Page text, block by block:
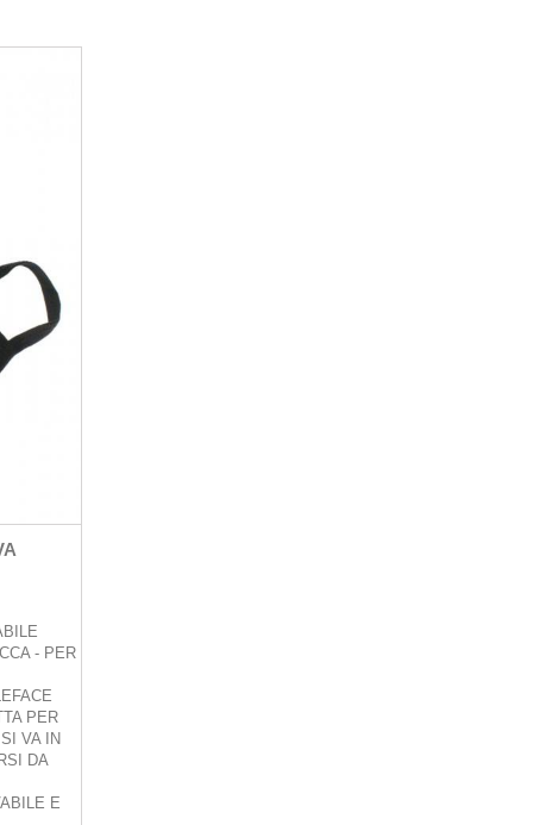
- PER
PER
VA IN
DA
E